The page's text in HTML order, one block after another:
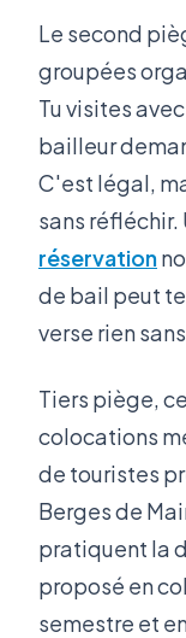
Le second
groupées
Tu visites
bailleur
C'est légal,
sans réfléchir.
réservation
de bail peut
verse rien
Tiers piège,
colocations
de touristes
Berges de
pratiquent la
proposé en
semestre et